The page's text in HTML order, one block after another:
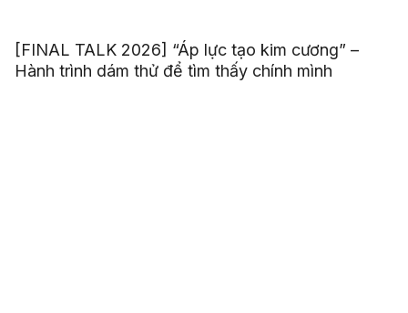
[FINAL TALK 2026] “Áp lực tạo kim cương” –
Hành trình dám thử để tìm thấy chính mình